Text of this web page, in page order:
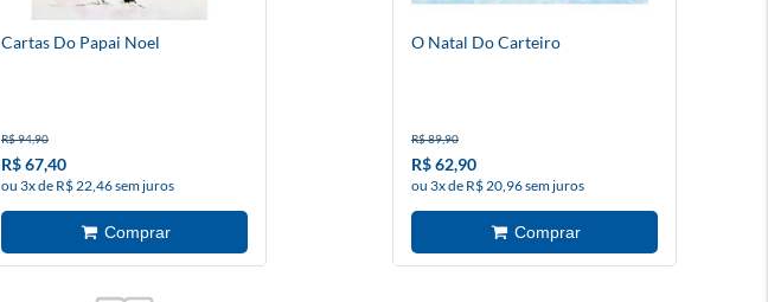
Cartas Do Papai Noel
R$ 94,90
R$ 67,40
ou 3x de R$ 22,46 sem juros
O Natal Do Carteiro
R$ 89,90
R$ 62,90
ou 3x de R$ 20,96 sem juros